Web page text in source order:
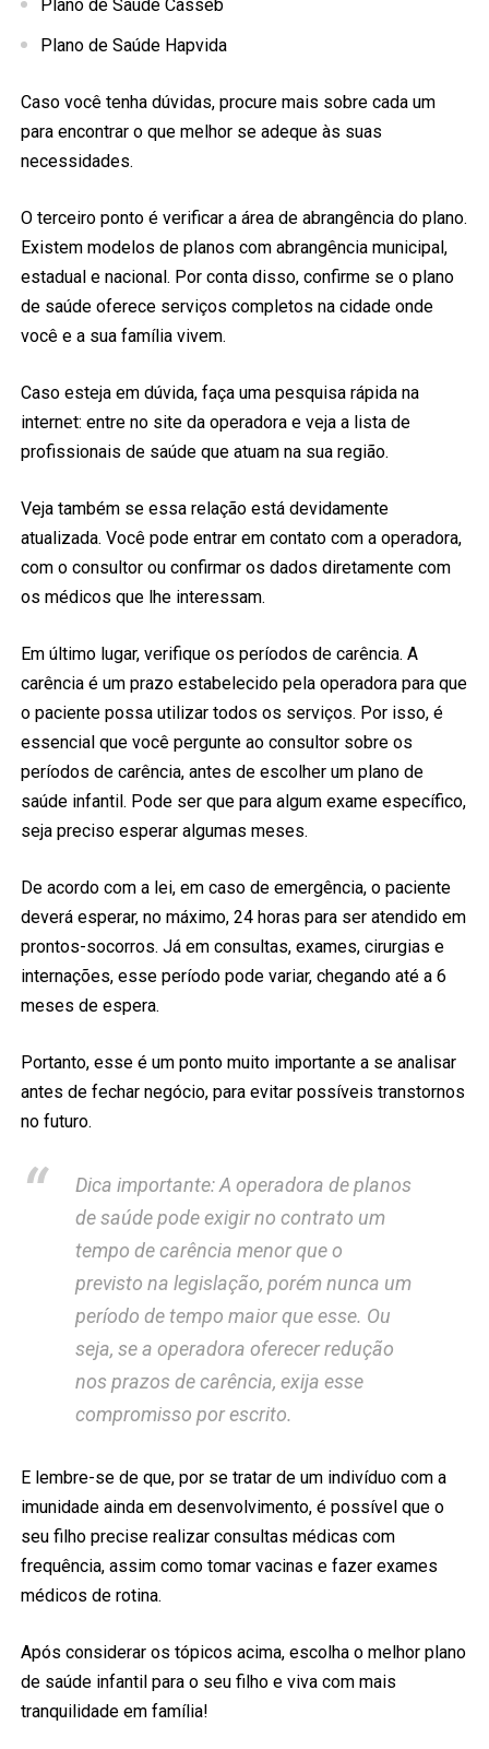
Plano de Saúde Casseb
Plano de Saúde Hapvida
Caso você tenha dúvidas, procure mais sobre cada um
para encontrar o que melhor se adeque às suas
necessidades.
O terceiro ponto é verificar a área de abrangência do plano.
Existem modelos de planos com abrangência municipal,
estadual e nacional. Por conta disso, confirme se o plano
de saúde oferece serviços completos na cidade onde
você e a sua família vivem.
Caso esteja em dúvida, faça uma pesquisa rápida na
internet: entre no site da operadora e veja a lista de
profissionais de saúde que atuam na sua região.
Veja também se essa relação está devidamente
atualizada. Você pode entrar em contato com a operadora,
com o consultor ou confirmar os dados diretamente com
os médicos que lhe interessam.
Em último lugar, verifique os períodos de carência. A
carência é um prazo estabelecido pela operadora para que
o paciente possa utilizar todos os serviços. Por isso, é
essencial que você pergunte ao consultor sobre os
períodos de carência, antes de escolher um plano de
saúde infantil. Pode ser que para algum exame específico,
seja preciso esperar algumas meses.
De acordo com a lei, em caso de emergência, o paciente
deverá esperar, no máximo, 24 horas para ser atendido em
prontos-socorros. Já em consultas, exames, cirurgias e
internações, esse período pode variar, chegando até a 6
meses de espera.
Portanto, esse é um ponto muito importante a se analisar
antes de fechar negócio, para evitar possíveis transtornos
no futuro.
Dica importante: A operadora de planos
de saúde pode exigir no contrato um
tempo de carência menor que o
previsto na legislação, porém nunca um
período de tempo maior que esse. Ou
seja, se a operadora oferecer redução
nos prazos de carência, exija esse
compromisso por escrito.
E lembre-se de que, por se tratar de um indivíduo com a
imunidade ainda em desenvolvimento, é possível que o
seu filho precise realizar consultas médicas com
frequência, assim como tomar vacinas e fazer exames
médicos de rotina.
Após considerar os tópicos acima, escolha o melhor plano
de saúde infantil para o seu filho e viva com mais
tranquilidade em família!